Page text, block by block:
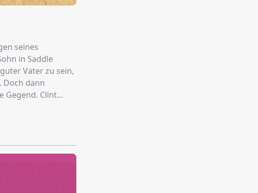
seines
in Saddle
Vater zu sein,
Doch dann
Gegend. Clint